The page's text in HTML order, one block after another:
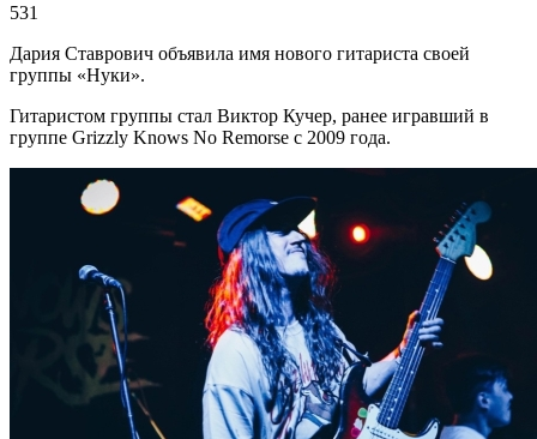
531
Дария Ставрович объявила имя нового гитариста своей
группы «Нуки».
Гитаристом группы стал Виктор Кучер, ранее игравший в
группе Grizzly Knows No Remorse с 2009 года.